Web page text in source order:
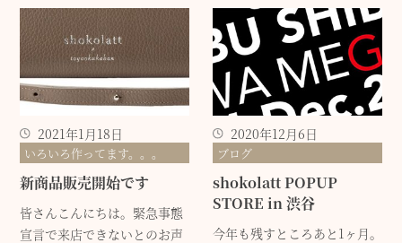
2021年1月18日
いろいろ作ってます。。。
新商品販売開始です
皆さんこんにちは。緊急事態
宣言で来店できないとのお声
2020年12月6日
ブログ
shokolatt POPUP
STORE in 渋谷
今年も残すところあと1ヶ月。